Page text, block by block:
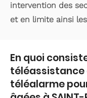
intervention des
et en limite ainsi
En quoi
téléassistance
téléalarme